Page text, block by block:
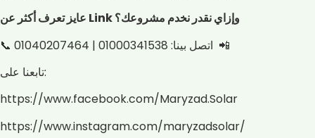
عايز تعرف أكثر عن Link وإزاي نقدر نخدم مشروعك؟
📞 اتصل بينا: 01000341538 | 01040207464 📲
تابعنا على:
https://www.facebook.com/Maryzad.Solar
https://www.instagram.com/maryzadsolar/